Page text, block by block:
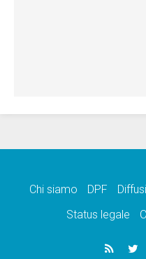
Chi siamo DPF
Status legale